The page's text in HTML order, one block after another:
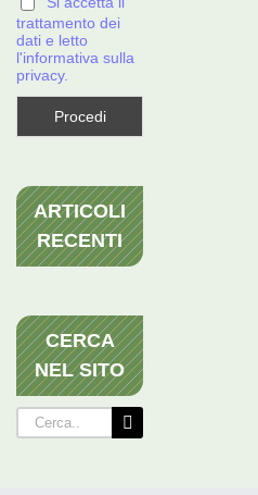
trattamento dei
dati e letto
l'informativa sulla
privacy.
ARTICOLI
RECENTI
CERCA
NEL SITO
Cerca
per: